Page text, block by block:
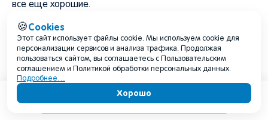
все еще хорошие.
Занзибар в октябре обычно подходит для пляжа. К
концу месяца вероятность коротких дождей может
расти, но октябрь все равно часто остается удачным для
отдыха.
Содержание
🍪Cookies
Этот сайт использует файлы cookie. Мы используем cookie для
персонализации сервисов и анализа трафика. Продолжая
пользоваться сайтом, вы соглашаетесь с Пользовательским
соглашением и Политикой обработки персональных данных.
Подробнее…
Хорошо